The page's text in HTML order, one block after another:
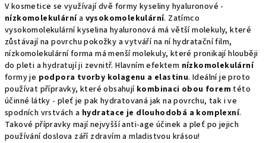
V kosmetice se využívají dvě formy kyseliny hyaluronové -
nízkomolekulárnía vysokomolekulární. Zatímco
vysokomolekulární kyselina hyaluronová má větší molekuly, které
zůstávají na povrchu pokožky a vytváří na ní hydratační film,
nízkomolekulární forma má menší molekuly, které pronikají hlouběji
do pleti a hydratují ji zevnitř. Hlavním efektem nízkomolekulární
formy je podpora tvorby kolagenu a elastinu. Ideální je proto
používat přípravky, které obsahují kombinaci obou forem této
účinné látky - pleť je pak hydratovaná jak na povrchu, tak i ve
spodních vrstvách a hydratace je dlouhodobá a komplexní.
Takové přípravky mají nejvyšší anti-age účinek a pleť po jejich
používání doslova září zdravím a mladistvou krásou!